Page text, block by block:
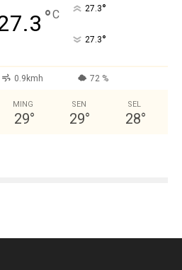
°C 27.3°
27.3°
0.9kmh 72 %
MING
29°
SEN
29°
SEL
28°